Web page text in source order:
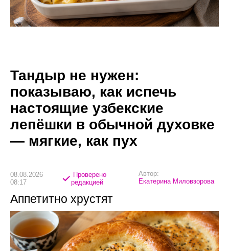
Тандыр не нужен:
показываю, как испечь
настоящие узбекские
лепёшки в обычной духовке
— мягкие, как пух
08.08.2026
08:17
Проверено
редакцией
Автор:
Екатерина Миловзорова
Аппетитно хрустят